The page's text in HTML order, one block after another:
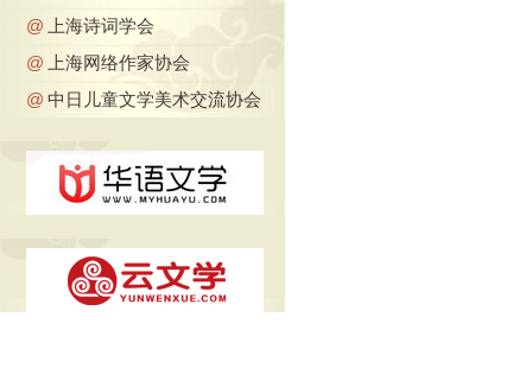
@
上海诗词学会
@
上海网络作家协会
@ 中日儿童文学美术交流协会